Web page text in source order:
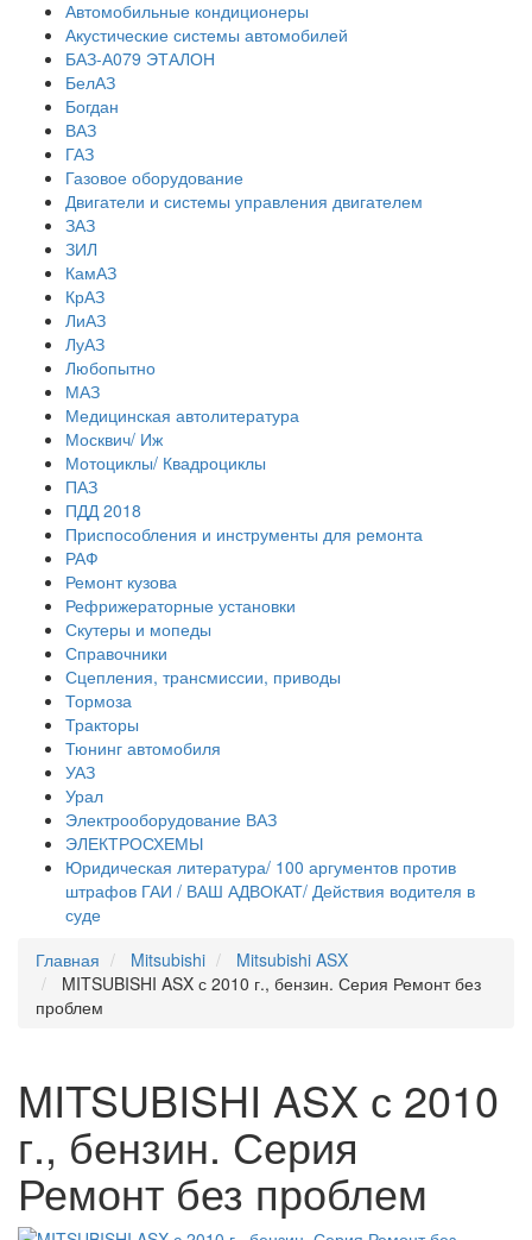
Автомобильные кондиционеры
Акустические системы автомобилей
БАЗ-А079 ЭТАЛОН
БелАЗ
Богдан
ВАЗ
ГАЗ
Газовое оборудование
Двигатели и системы управления двигателем
ЗАЗ
ЗИЛ
КамАЗ
КрАЗ
ЛиАЗ
ЛуАЗ
Любопытно
МАЗ
Медицинская автолитература
Москвич/ Иж
Мотоциклы/ Квадроциклы
ПАЗ
ПДД 2018
Приспособления и инструменты для ремонта
РАФ
Ремонт кузова
Рефрижераторные установки
Скутеры и мопеды
Справочники
Сцепления, трансмиссии, приводы
Тормоза
Тракторы
Тюнинг автомобиля
УАЗ
Урал
Электрооборудование ВАЗ
ЭЛЕКТРОСХЕМЫ
Юридическая литература/ 100 аргументов против
штрафов ГАИ / ВАШ АДВОКАТ/ Действия водителя в
суде
Главная
Mitsubishi
Mitsubishi ASX
MITSUBISHI ASX с 2010 г., бензин. Серия Ремонт без
проблем
MITSUBISHI ASX с 2010
г., бензин. Серия
Ремонт без проблем